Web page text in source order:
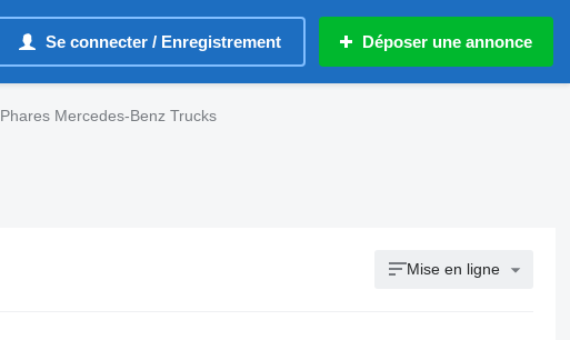
Se connecter / Enregistrement Déposer une annonce
Phares Mercedes-Benz Trucks
Mise en ligne